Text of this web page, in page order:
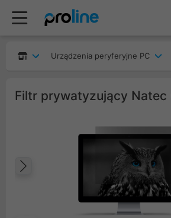
Urządzenia peryferyjne PC
Filtr prywatyzujący Natec
Poprzedni